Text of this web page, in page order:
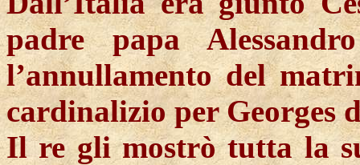
padre papa
l’annullamento del
cardinalizio per Georges
Il re gli mostrò tutta la